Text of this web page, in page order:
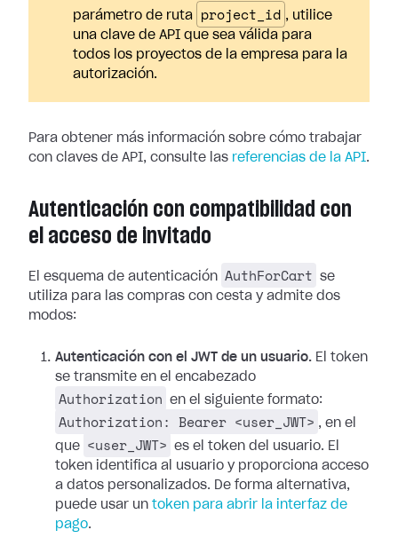
parámetro de ruta
project_id , utilice
una clave de API que sea válida para
todos los proyectos de la empresa para la
autorización.
Para obtener más información sobre cómo trabajar
con claves de API, consulte las referencias de la API.
Autenticación con compatibilidad con
el acceso de invitado
El esquema de autenticación AuthForCart
se
utiliza para las compras con cesta y admite dos
modos:
Autenticación con el JWT de un usuario. El token
se transmite en el encabezado
Authorization en el siguiente formato:
Authorization: Bearer <user_JWT> , en el
que
<user_JWT>
es el token del usuario. El
token identifica al usuario y proporciona acceso
a datos personalizados. De forma alternativa,
puede usar un token para abrir la interfaz de
pago.